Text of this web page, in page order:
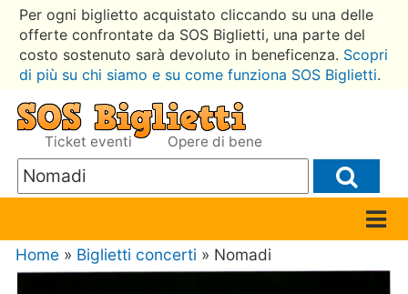
Per ogni biglietto acquistato cliccando su una delle
offerte confrontate da SOS Biglietti, una parte del
costo sostenuto sarà devoluto in beneficenza. Scopri
di più su chi siamo e su come funziona SOS Biglietti.
Ticket eventi Opere di bene
Home » Biglietti concerti » Nomadi